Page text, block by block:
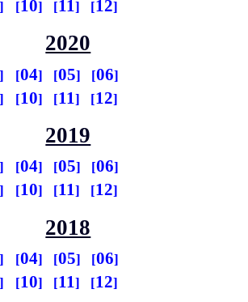
10 11 12
2020
04 05
06
10 11 12
2019
04 05
06
10 11 12
2018
04 05
06
10 11 12